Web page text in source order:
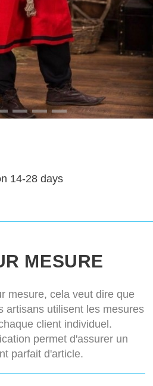
14-28 days
MESURE
mesure, cela veut dire que
artisans utilisent les mesures
client individuel.
permet d'assurer un
parfait d'article.